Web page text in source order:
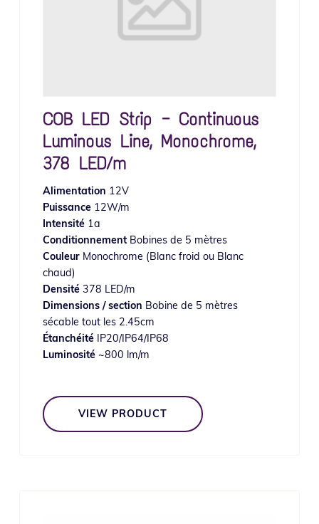
COB LED Strip — Continuous
Luminous Line, Monochrome,
378 LED/m
Alimentation 12V
Puissance12W/m
Intensité1a
ConditionnementBobines de 5 mètres
CouleurMonochrome (Blanc froid ou Blanc
chaud)
Densité378 LED/m
Dimensions / section Bobine de 5 mètres
sécable tout les 2.45cm
ÉtanchéitéIP20/IP64/IP68
Luminosité~800 lm/m
VIEW PRODUCT